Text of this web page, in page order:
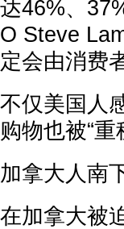
达46%、
O Steve
定会由消费
不仅美国人
购物也被“重
加拿大人南
在加拿大被